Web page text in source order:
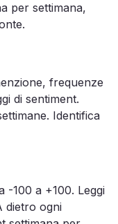
per settimana,
frequenze
di sentiment.
Identifica
-100 a +100. Leggi
dietro ogni